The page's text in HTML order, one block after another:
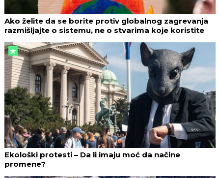
Ako želite da se borite protiv globalnog zagrevanja
razmišljajte o sistemu, ne o stvarima koje koristite
Ekološki protesti – Da li imaju moć da načine
promene?